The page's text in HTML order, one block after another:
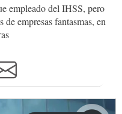
empleado del IHSS, pero
empresas fantasmas, en